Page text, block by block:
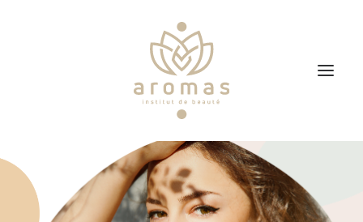
Soins
Je veux faire un bon cadeau